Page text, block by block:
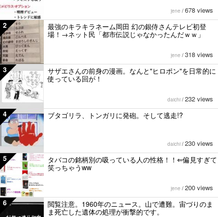
jene / 678 views
2
最強のキラキラネーム岡田 幻の銀侍さんテレビ初登
場！→ネット民「都市伝説じゃなかったんだｗｗ」
jene / 318 views
3
サザエさんの前身の漫画。なんと"ヒロポン"を日常的に
使っている回が！
daichi / 232 views
4 ブタゴリラ、トンガリに発砲。そして逃走!?
daichi / 230 views
5
タバコの銘柄別の吸っている人の性格！！⇐偏見すぎて
笑っちゃうww
jene / 200 views
6
閲覧注意。1960年のニュース。山で遭難。宙づりのま
ま死亡した遺体の処理が衝撃的です。